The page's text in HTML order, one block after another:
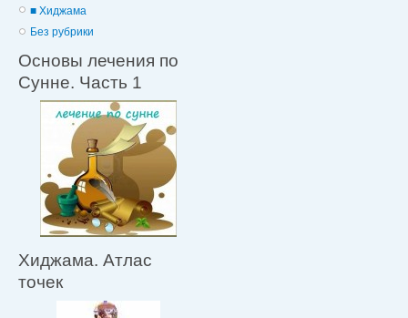
■ Хиджама
Без рубрики
Основы лечения по
Сунне. Часть 1
Хиджама. Атлас
точек